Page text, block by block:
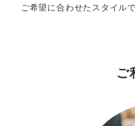
ご希望に合わせたスタイル
ご